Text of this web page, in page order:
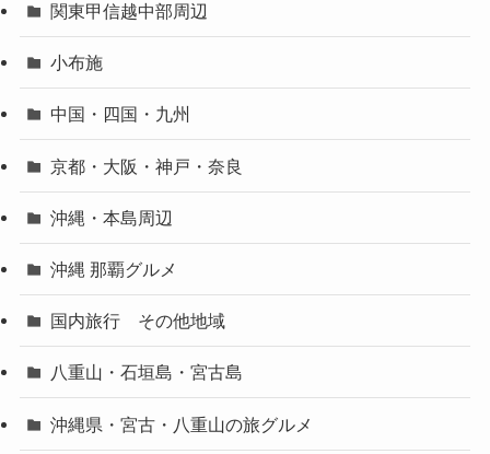
関東甲信越中部周辺
小布施
中国・四国・九州
京都・大阪・神戸・奈良
沖縄・本島周辺
沖縄 那覇グルメ
国内旅行 その他地域
八重山・石垣島・宮古島
沖縄県・宮古・八重山の旅グルメ